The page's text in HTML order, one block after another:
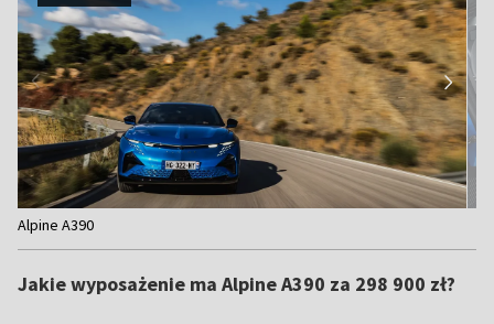
Item
1
of
Alpine A390
Jakie wyposażenie ma Alpine A390 za 298 900 zł?